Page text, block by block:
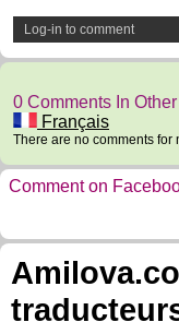
Log-in to comment
0 Comments In
Français
There are no comments for
Comment on